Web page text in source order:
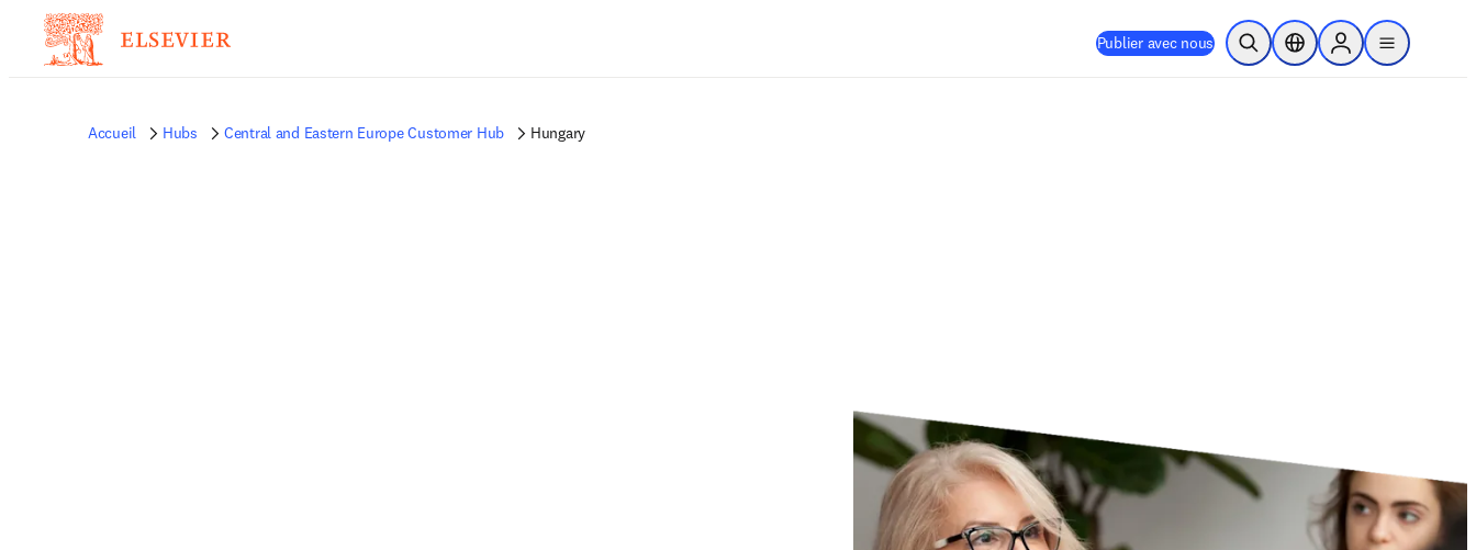
Publier avec nous Ouvrir la recherche
Sélecteur de localisation
Sign in to products
menu
Accueil Hubs Central and Eastern Europe Customer Hub Hungary